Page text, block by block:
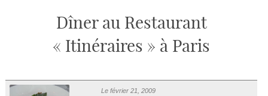
Dîner au Restaurant
« Itinéraires » à Paris
Le février 21, 2009